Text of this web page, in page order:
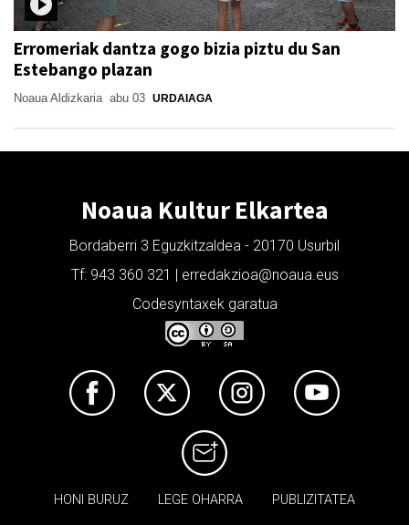
Erromeriak dantza gogo bizia piztu du San
Estebango plazan
Noaua Aldizkaria abu 03 URDAIAGA
Noaua Kultur Elkartea
Bordaberri 3 Eguzkitzaldea - 20170 Usurbil
Tf: 943 360 321 | erredakzioa@noaua.eus
Codesyntaxek garatua
HONI BURUZ LEGE OHARRA PUBLIZITATEA